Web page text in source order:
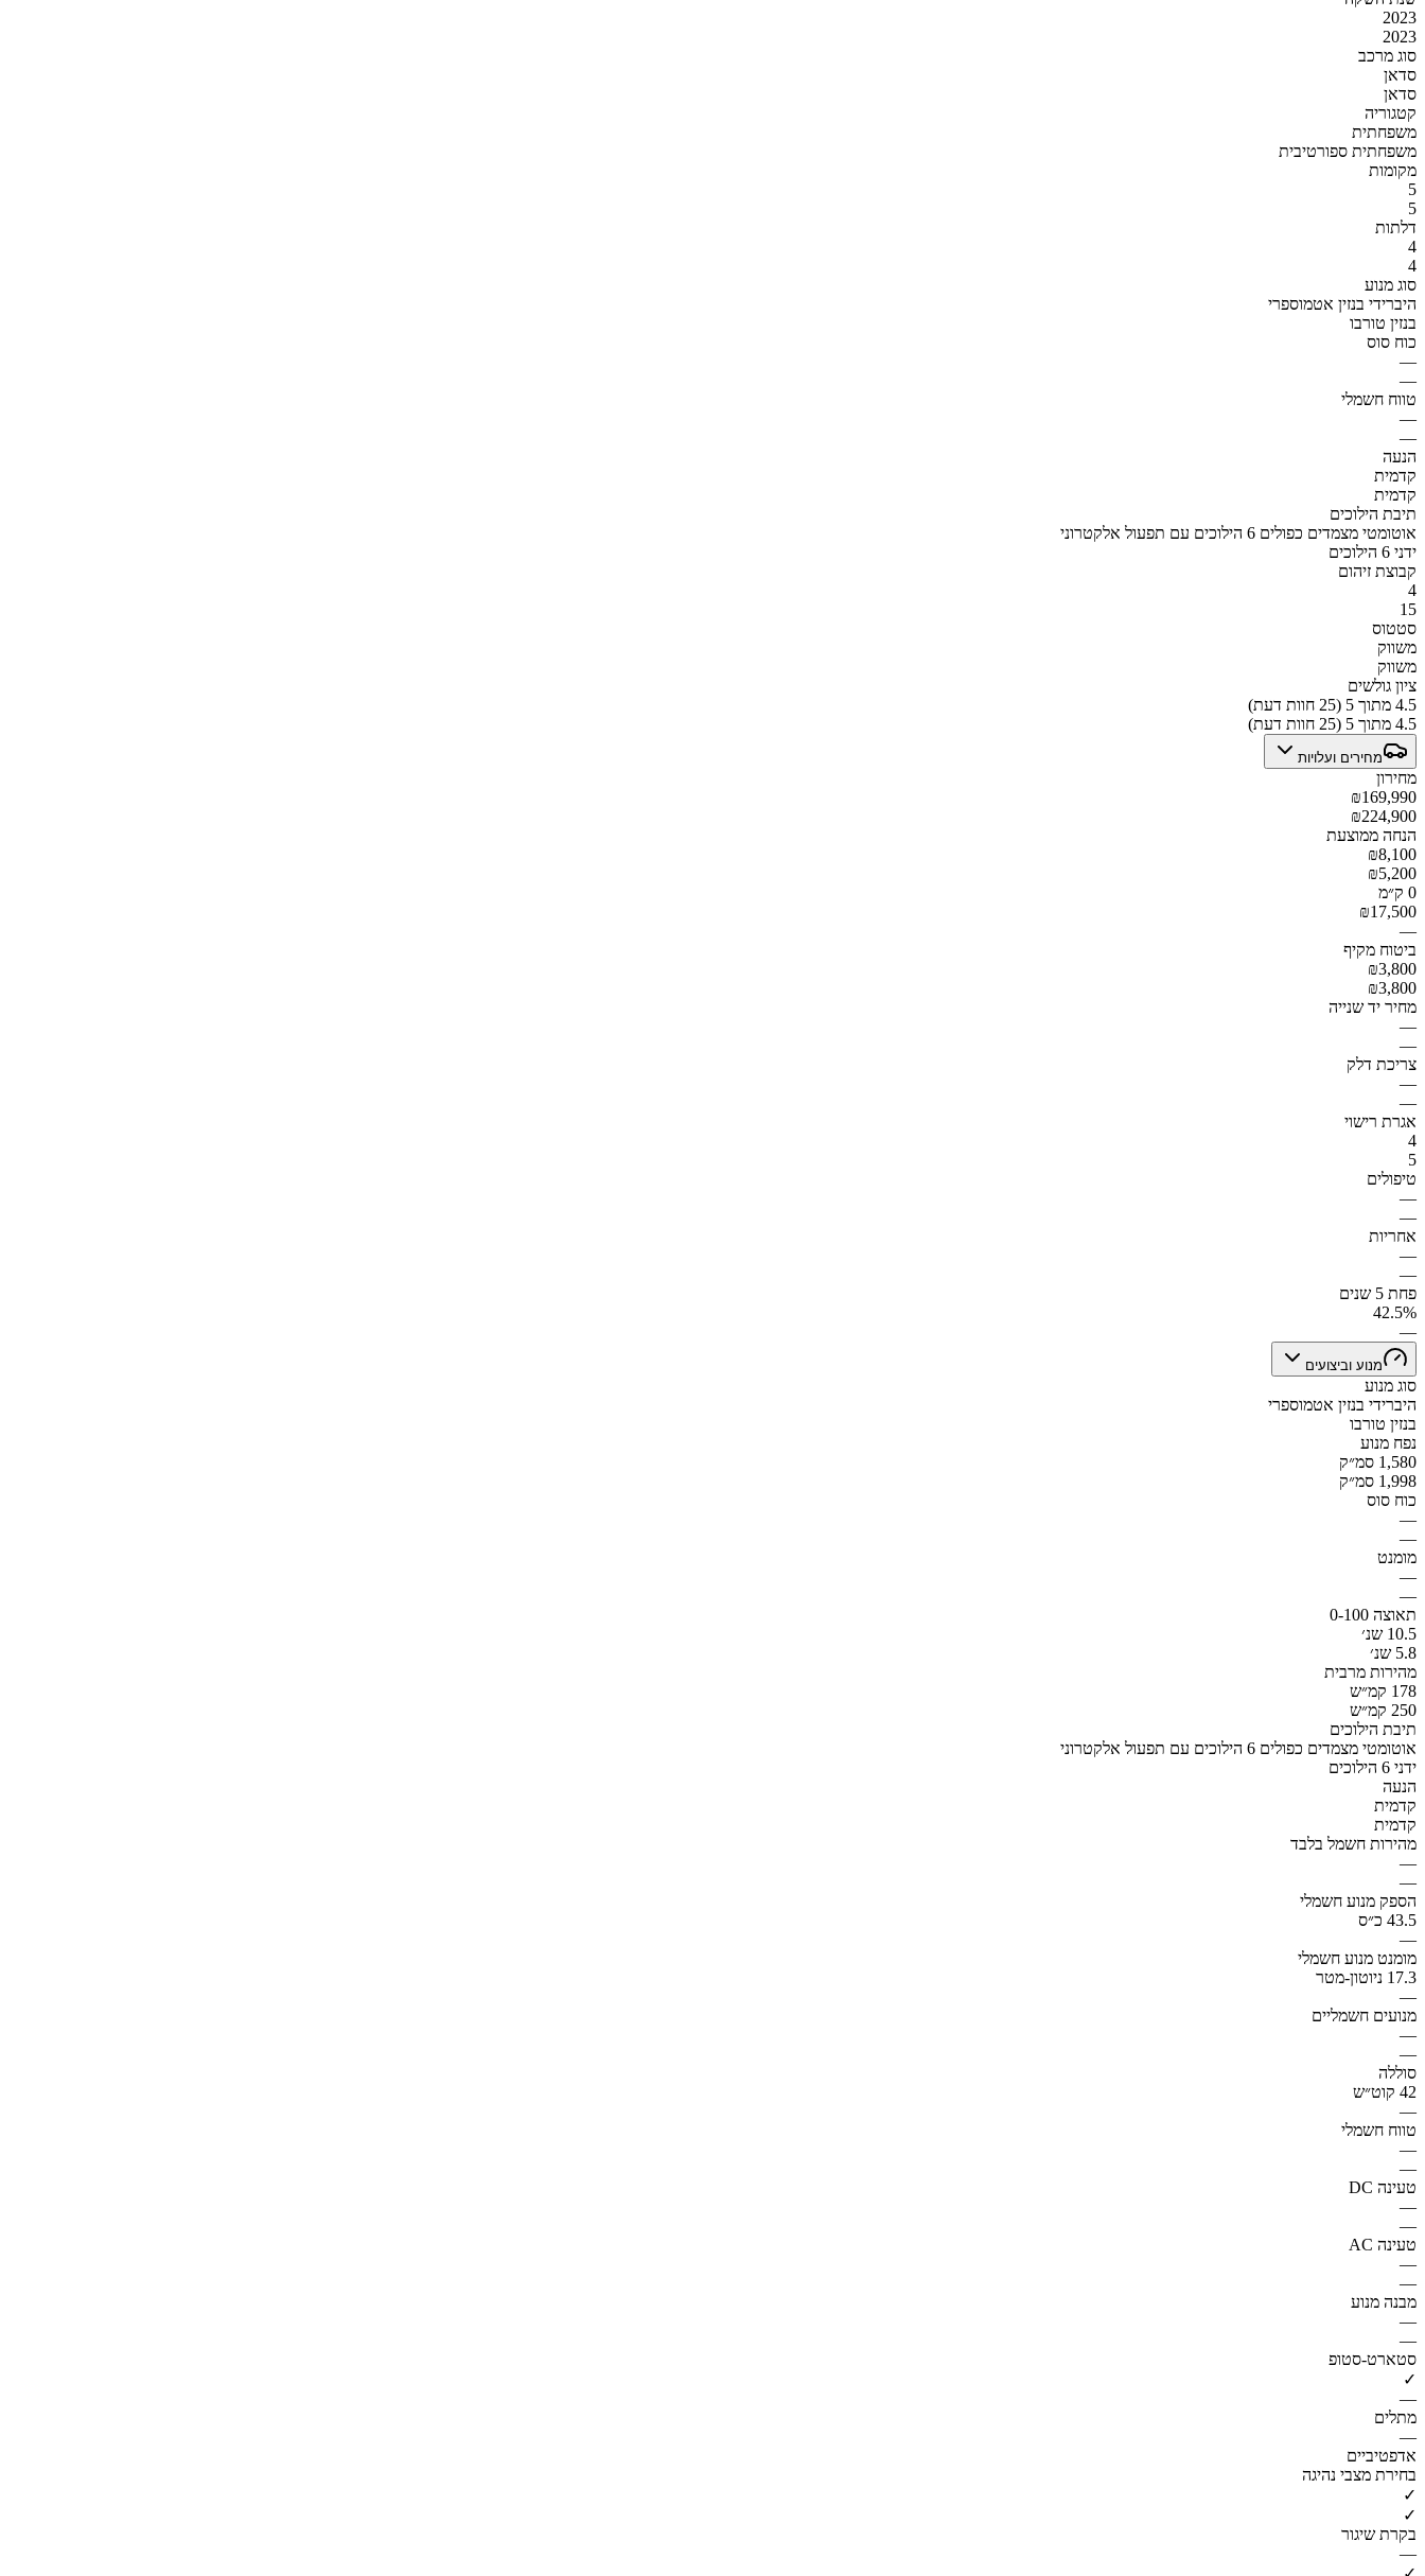
2023
2023
סוג מרכב
סדאן
סדאן
קטגוריה
משפחתית
משפחתית ספורטיבית
מקומות
5
5
דלתות
4
4
סוג מנוע
היברידי בנזין אטמוספרי
בנזין טורבו
כוח סוס
—
—
טווח חשמלי
—
—
הנעה
קדמית
קדמית
תיבת הילוכים
אוטומטי מצמדים כפולים 6 הילוכים עם תפעול אלקטרוני
ידני 6 הילוכים
קבוצת זיהום
4
15
סטטוס
משווק
משווק
ציון גולשים
4.5 מתוך 5 (25 חוות דעת)
4.5 מתוך 5 (25 חוות דעת)
מחירים ועלויות
מחירון
₪169,990
₪224,900
הנחה ממוצעת
₪8,100
₪5,200
0 ק״מ
₪17,500
—
ביטוח מקיף
₪3,800
₪3,800
מחיר יד שנייה
—
—
צריכת דלק
—
—
אגרת רישוי
4
5
טיפולים
—
—
אחריות
—
—
פחת 5 שנים
42.5%
—
מנוע וביצועים
סוג מנוע
היברידי בנזין אטמוספרי
בנזין טורבו
נפח מנוע
1,580 סמ״ק
1,998 סמ״ק
כוח סוס
—
—
מומנט
—
—
תאוצה 0-100
10.5 שנ׳
5.8 שנ׳
מהירות מרבית
178 קמ״ש
250 קמ״ש
תיבת הילוכים
אוטומטי מצמדים כפולים 6 הילוכים עם תפעול אלקטרוני
ידני 6 הילוכים
הנעה
קדמית
קדמית
מהירות חשמל בלבד
—
—
הספק מנוע חשמלי
43.5 כ״ס
—
מומנט מנוע חשמלי
17.3 ניוטון-מטר
—
מנועים חשמליים
—
—
סוללה
42 קוט״ש
—
טווח חשמלי
—
—
טעינה DC
—
—
טעינה AC
—
—
מבנה מנוע
—
—
סטארט-סטופ
✓
—
מתלים
—
אדפטיביים
בחירת מצבי נהיגה
✓
✓
בקרת שיגור
—